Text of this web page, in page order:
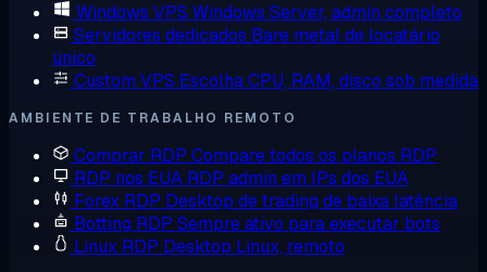
Windows VPS Windows Server, admin completo
Servidores dedicados Bare metal de locatário
único
Custom VPS Escolha CPU, RAM, disco sob medida
AMBIENTE DE TRABALHO REMOTO
Comprar RDP Compare todos os planos RDP
RDP nos EUA RDP admin em IPs dos EUA
Forex RDP Desktop de trading de baixa latência
Botting RDP Sempre ativo para executar bots
Linux RDP Desktop Linux, remoto